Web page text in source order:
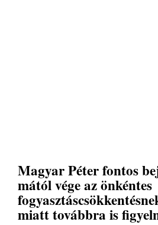
Magyar Péter fontos
mától vége az önkéntes
miatt továbbra is